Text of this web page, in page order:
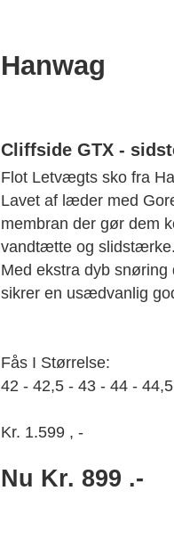
Hanwag
Cliffside GTX -
Flot Letvægts sko fra
Lavet af læder med
membran der gør dem
vandtætte og
Med ekstra dyb
sikrer en usædvanlig
Fås I Størrelse:
42 - 42,5 - 43 - 44 - 44,5
Kr. 1.599 , -
Nu Kr. 899 .-